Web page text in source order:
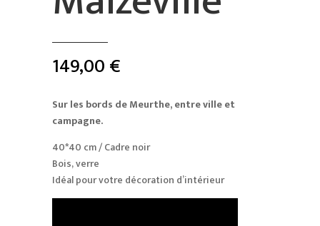
149,00€
Sur les bords de Meurthe, entre ville et
campagne.
40*40 cm / Cadre noir
Bois, verre
Idéal pour votre décoration d’intérieur